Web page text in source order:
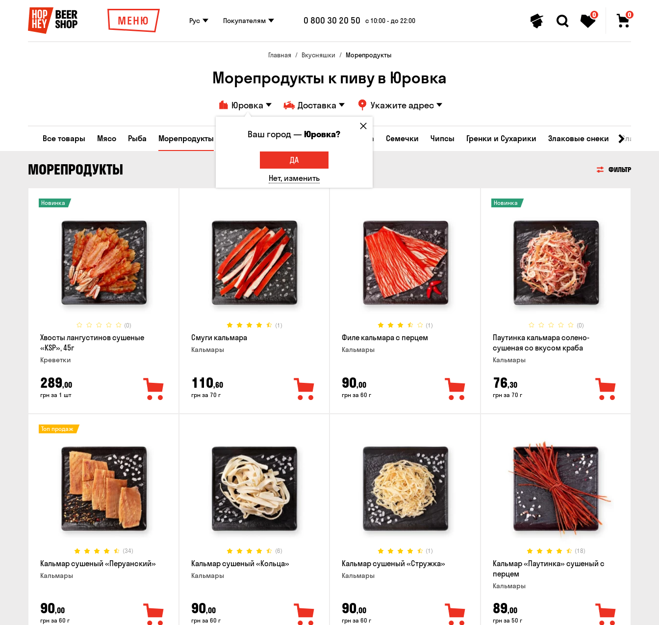
МЕНЮ Рус Покупателям 0 800 30 20 50 с 10:00 - до 22:00
0 0
Главная Вкусняшки Морепродукты
Морепродукты к пиву в Юровка
Юровка Доставка Укажите адрес
Все товары Мясо Рыба Морепродукты Сырные закуски Орешки Кукуруза Семечки Чипсы Гренки и Сухарики Злаковые снеки Сладости
МОРЕПРОДУКТЫ ФИЛЬТР
(0)
Новинка
Хвосты лангустинов сушеные
«KSP», 45г
Креветки
289,00
грн за 1 шт
(1)
Смуги кальмара
Кальмары
110,60
грн за 70 г
(1)
Филе кальмара с перцем
Кальмары
90,00
грн за 60 г
(0)
Новинка
Паутинка кальмара солено-
сушеная со вкусом краба
Кальмары
76,30
грн за 70 г
(34)
Топ продаж
Кальмар сушеный «Перуанский»
Кальмары
90,00
грн за 60 г
(6)
Кальмар сушеный «Кольца»
Кальмары
90,00
грн за 60 г
(1)
Кальмар сушеный «Стружка»
Кальмары
90,00
грн за 60 г
(18)
Кальмар «Паутинка» сушеный с
перцем
Кальмары
89,00
грн за 50 г
Ваш город —Юровка?
ДА
Нет, изменить